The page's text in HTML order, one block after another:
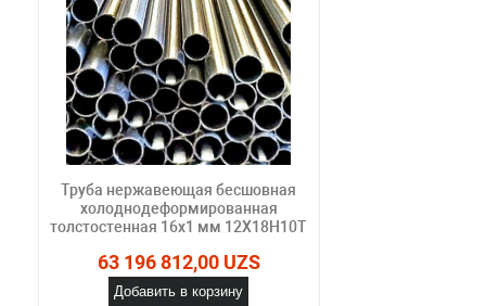
Труба нержавеющая бесшовная
холоднодеформированная
толстостенная 16х1 мм 12Х18Н10Т
63 196 812,00 UZS
Добавить в корзину